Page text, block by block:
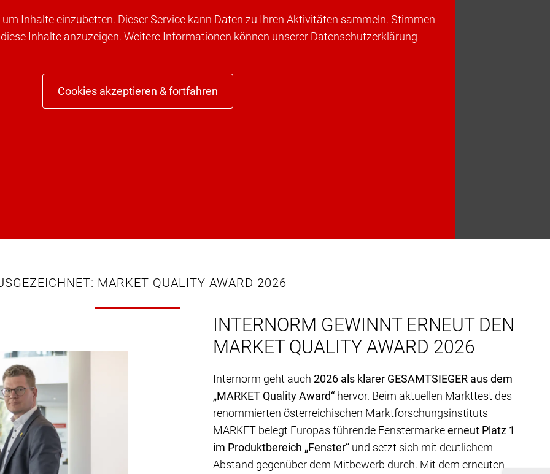
um Inhalte einzubetten. Dieser Service kann Daten zu Ihren Aktivitäten sammeln. Stimmen
Inhalte anzuzeigen. Weitere Informationen können unserer Datenschutzerklärung
Cookies akzeptieren & fortfahren
MARKET QUALITY AWARD 2026
INTERNORM GEWINNT ERNEUT DEN
MARKET QUALITY AWARD 2026
Internorm geht auch 2026 als klarer GESAMTSIEGER aus dem
„MARKET Quality Award“hervor. Beim aktuellen Markttest des
renommierten österreichischen Marktforschungsinstituts
MARKET belegt Europas führende Fenstermarkeerneut Platz 1
im Produktbereich „Fenster“und setzt sich mit deutlichem
Abstand gegenüber dem Mitbewerb durch. Mit dem erneuten